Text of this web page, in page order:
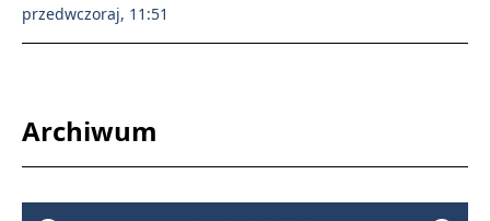
przedwczoraj, 11:51
Archiwum